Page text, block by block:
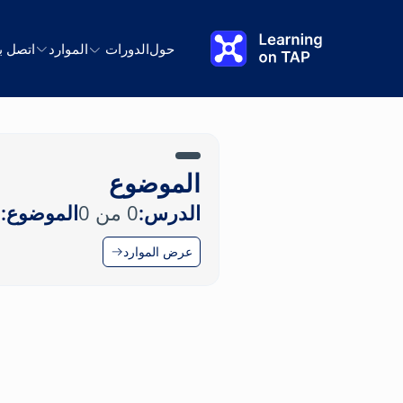
حولالدورات الموارد اتصل
الموضوع
الدرس:0 من 0 الموضوع:
عرض الموارد